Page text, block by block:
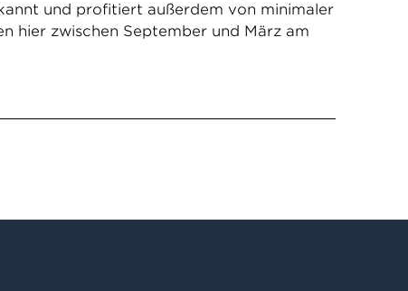
und profitiert außerdem von minimaler
hier zwischen September und März am